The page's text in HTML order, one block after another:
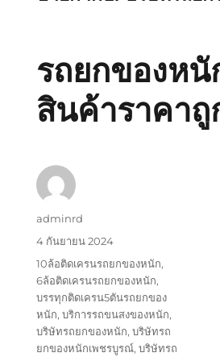
รถยกของห
สินค้าราคาถู
ผู้
เขียน
adminrd
เขียน
เมื่อ
4 กันยายน 2024
ป้าย
กำกับ
10ล้อติดเครนรถยกของหนัก,
6ล้อติดเครนรถยกของหนัก,
บรรทุกติดเครน5ตันรถยกของ
หนัก, บริการรถขนสงของหนัก,
บริษัทรถยกของหนัก, บริษัทรถ
ยกของหนักเพชรบูรณ์, บริษัทรถ